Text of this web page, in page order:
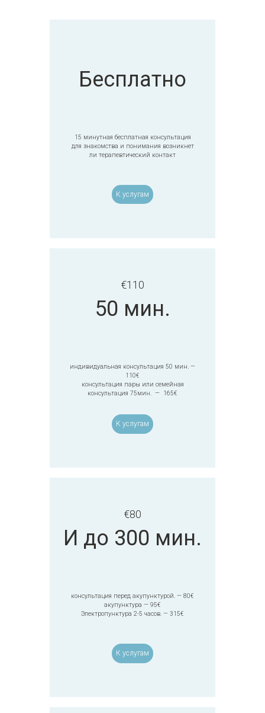
Бесплатно
15 минутная бесплатная консультация
для знакомства и понимания возникнет
ли терапевтический контакт
К услугам
€110
50 мин.
индивидуальная консультация 50 мин. —
110€
консультация пары или семейная
консультация 75мин. — 165€
К услугам
€80
И до 300 мин.
консультация перед акупунктурой. — 80€
акупунктура — 95€
Электропунктура 2-5 часов. — 315€
К услугам